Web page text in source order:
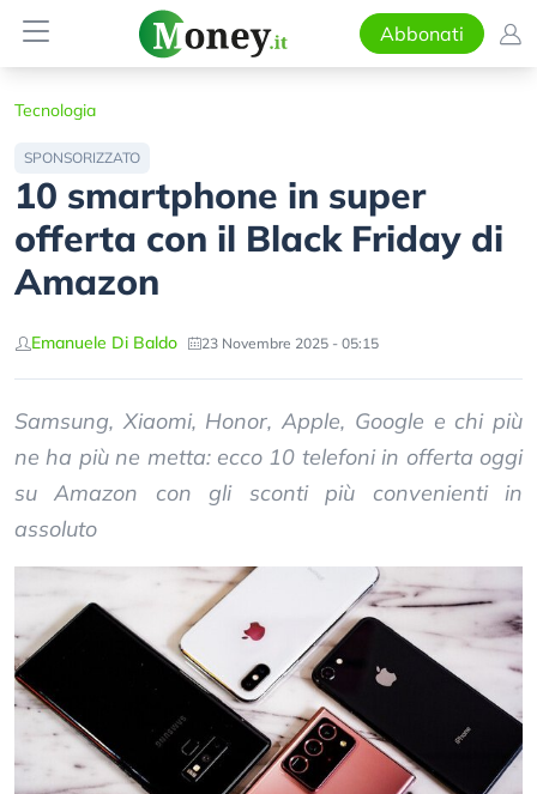
Abbonati
Tecnologia
SPONSORIZZATO
10 smartphone in super
offerta con il Black Friday di
Amazon
Emanuele Di Baldo 23 Novembre 2025 - 05:15
Samsung, Xiaomi, Honor, Apple, Google e chi più
ne ha più ne metta: ecco 10 telefoni in offerta oggi
su Amazon con gli sconti più convenienti in
assoluto